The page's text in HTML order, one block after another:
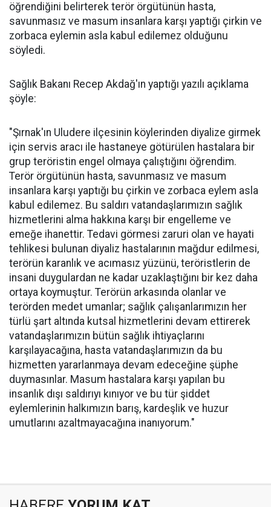
öğrendiğini belirterek terör örgütünün hasta,
savunmasız ve masum insanlara karşı yaptığı çirkin ve
zorbaca eylemin asla kabul edilemez olduğunu
söyledi.
Sağlık Bakanı Recep Akdağ'ın yaptığı yazılı açıklama
şöyle:
"Şırnak'ın Uludere ilçesinin köylerinden diyalize girmek
için servis aracı ile hastaneye götürülen hastalara bir
grup teröristin engel olmaya çalıştığını öğrendim.
Terör örgütünün hasta, savunmasız ve masum
insanlara karşı yaptığı bu çirkin ve zorbaca eylem asla
kabul edilemez. Bu saldırı vatandaşlarımızın sağlık
hizmetlerini alma hakkına karşı bir engelleme ve
emeğe ihanettir. Tedavi görmesi zaruri olan ve hayati
tehlikesi bulunan diyaliz hastalarının mağdur edilmesi,
terörün karanlık ve acımasız yüzünü, teröristlerin de
insani duygulardan ne kadar uzaklaştığını bir kez daha
ortaya koymuştur. Terörün arkasında olanlar ve
terörden medet umanlar; sağlık çalışanlarımızın her
türlü şart altında kutsal hizmetlerini devam ettirerek
vatandaşlarımızın bütün sağlık ihtiyaçlarını
karşılayacağına, hasta vatandaşlarımızın da bu
hizmetten yararlanmaya devam edeceğine şüphe
duymasınlar. Masum hastalara karşı yapılan bu
insanlık dışı saldırıyı kınıyor ve bu tür şiddet
eylemlerinin halkımızın barış, kardeşlik ve huzur
umutlarını azaltmayacağına inanıyorum."